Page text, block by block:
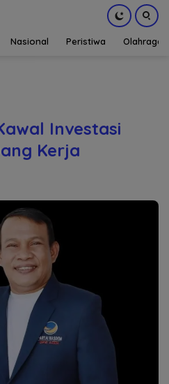
Nasional Peristiwa Olahraga
Investasi
Kerja